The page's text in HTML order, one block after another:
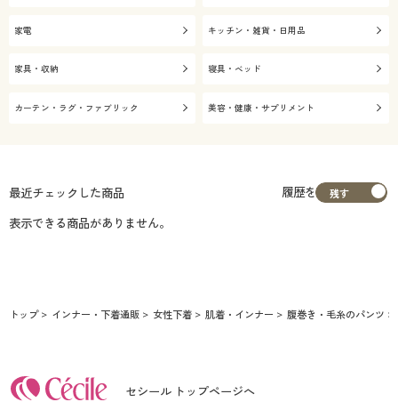
家電 キッチン・雑貨・日用品
家具・収納 寝具・ベッド
カーテン・ラグ・ファブリック 美容・健康・サプリメント
最近チェックした商品
履歴を
表示できる商品がありません。
トップ インナー・下着通販 女性下着 肌着・インナー 腹巻き・毛糸のパンツ
セシール トップページへ